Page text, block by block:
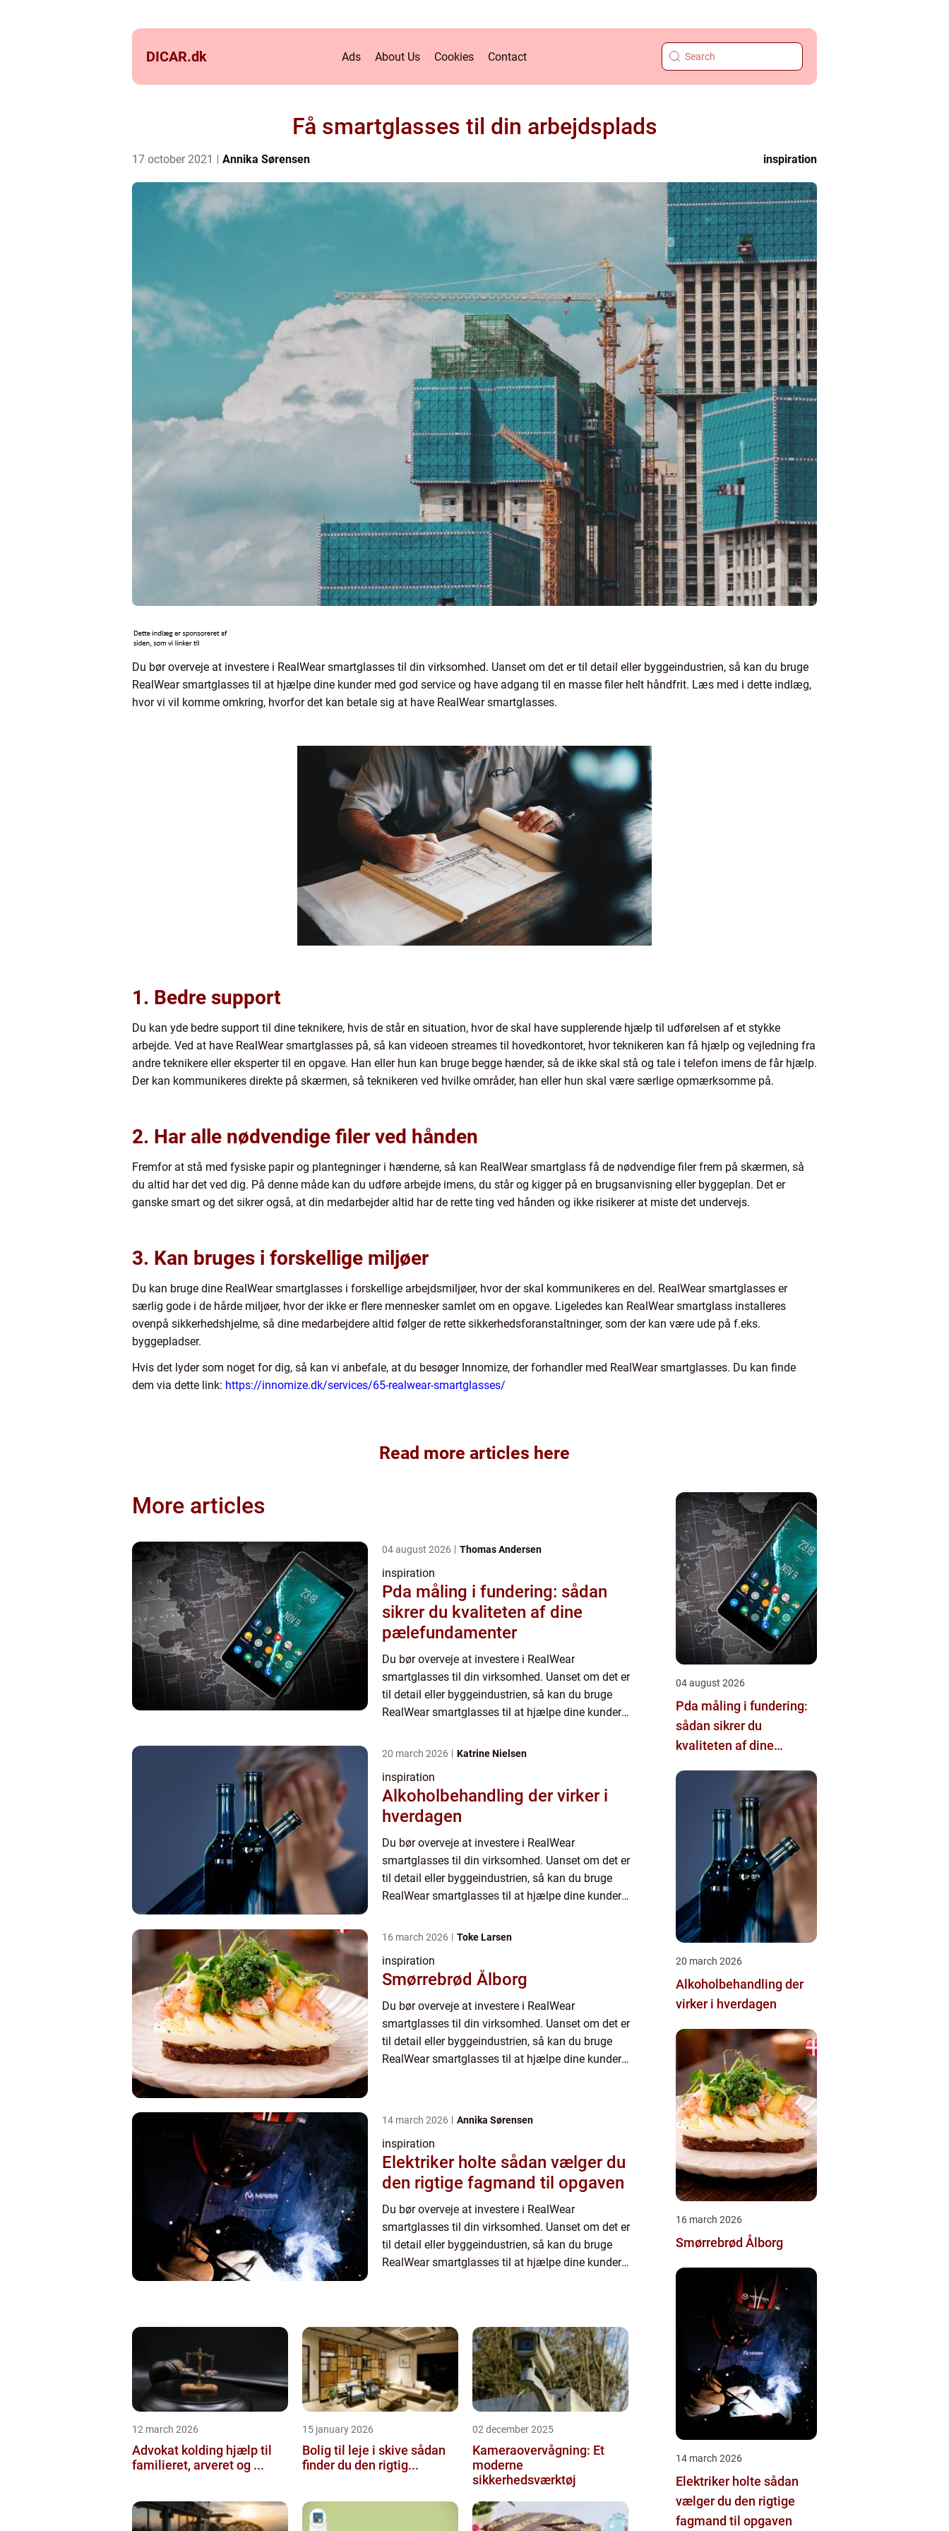
DICAR.dk Ads About Us Cookies Contact
Få smartglasses til din arbejdsplads
17 october 2021 Annika Sørensen inspiration
Du bør overveje at investere i RealWear smartglasses til din virksomhed. Uanset om det er til detail eller byggeindustrien, så kan du bruge
RealWear smartglasses til at hjælpe dine kunder med god service og have adgang til en masse filer helt håndfrit. Læs med i dette indlæg,
hvor vi vil komme omkring, hvorfor det kan betale sig at have RealWear smartglasses.
1. Bedre support
Du kan yde bedre support til dine teknikere, hvis de står en situation, hvor de skal have supplerende hjælp til udførelsen af et stykke
arbejde. Ved at have RealWear smartglasses på, så kan videoen streames til hovedkontoret, hvor teknikeren kan få hjælp og vejledning fra
andre teknikere eller eksperter til en opgave. Han eller hun kan bruge begge hænder, så de ikke skal stå og tale i telefon imens de får hjælp.
Der kan kommunikeres direkte på skærmen, så teknikeren ved hvilke områder, han eller hun skal være særlige opmærksomme på.
2. Har alle nødvendige filer ved hånden
Fremfor at stå med fysiske papir og plantegninger i hænderne, så kan RealWear smartglass få de nødvendige filer frem på skærmen, så
du altid har det ved dig. På denne måde kan du udføre arbejde imens, du står og kigger på en brugsanvisning eller byggeplan. Det er
ganske smart og det sikrer også, at din medarbejder altid har de rette ting ved hånden og ikke risikerer at miste det undervejs.
3. Kan bruges i forskellige miljøer
Du kan bruge dine RealWear smartglasses i forskellige arbejdsmiljøer, hvor der skal kommunikeres en del. RealWear smartglasses er
særlig gode i de hårde miljøer, hvor der ikke er flere mennesker samlet om en opgave. Ligeledes kan RealWear smartglass installeres
ovenpå sikkerhedshjelme, så dine medarbejdere altid følger de rette sikkerhedsforanstaltninger, som der kan være ude på f.eks.
byggepladser.
Hvis det lyder som noget for dig, så kan vi anbefale, at du besøger Innomize, der forhandler med RealWear smartglasses. Du kan finde
dem via dette link: https://innomize.dk/services/65-realwear-smartglasses/
Read more articles here
More articles
04 august 2026 Thomas Andersen
inspiration
Pda måling i fundering: sådan
sikrer du kvaliteten af dine
pælefundamenter
Du bør overveje at investere i RealWear
smartglasses til din virksomhed. Uanset om det er
til detail eller byggeindustrien, så kan du bruge
RealWear smartglasses til at hjælpe dine kunder
20 march 2026 Katrine Nielsen
inspiration
Alkoholbehandling der virker i
hverdagen
Du bør overveje at investere i RealWear
smartglasses til din virksomhed. Uanset om det er
til detail eller byggeindustrien, så kan du bruge
RealWear smartglasses til at hjælpe dine kunder
16 march 2026 Toke Larsen
inspiration
Smørrebrød Ålborg
Du bør overveje at investere i RealWear
smartglasses til din virksomhed. Uanset om det er
til detail eller byggeindustrien, så kan du bruge
RealWear smartglasses til at hjælpe dine kunder
14 march 2026 Annika Sørensen
inspiration
Elektriker holte sådan vælger du
den rigtige fagmand til opgaven
Du bør overveje at investere i RealWear
smartglasses til din virksomhed. Uanset om det er
til detail eller byggeindustrien, så kan du bruge
RealWear smartglasses til at hjælpe dine kunder
12 march 2026
Advokat kolding hjælp til
familieret, arveret og ...
15 january 2026
Bolig til leje i skive sådan
finder du den rigtig...
02 december 2025
Kameraovervågning: Et
moderne
sikkerhedsværktøj
04 august 2026
Pda måling i fundering:
sådan sikrer du
kvaliteten af dine
20 march 2026
Alkoholbehandling der
virker i hverdagen
16 march 2026
Smørrebrød Ålborg
14 march 2026
Elektriker holte sådan
vælger du den rigtige
fagmand til opgaven